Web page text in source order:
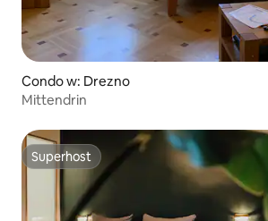
Condo w: Drezno
Mittendrin
Superhost
Superhost